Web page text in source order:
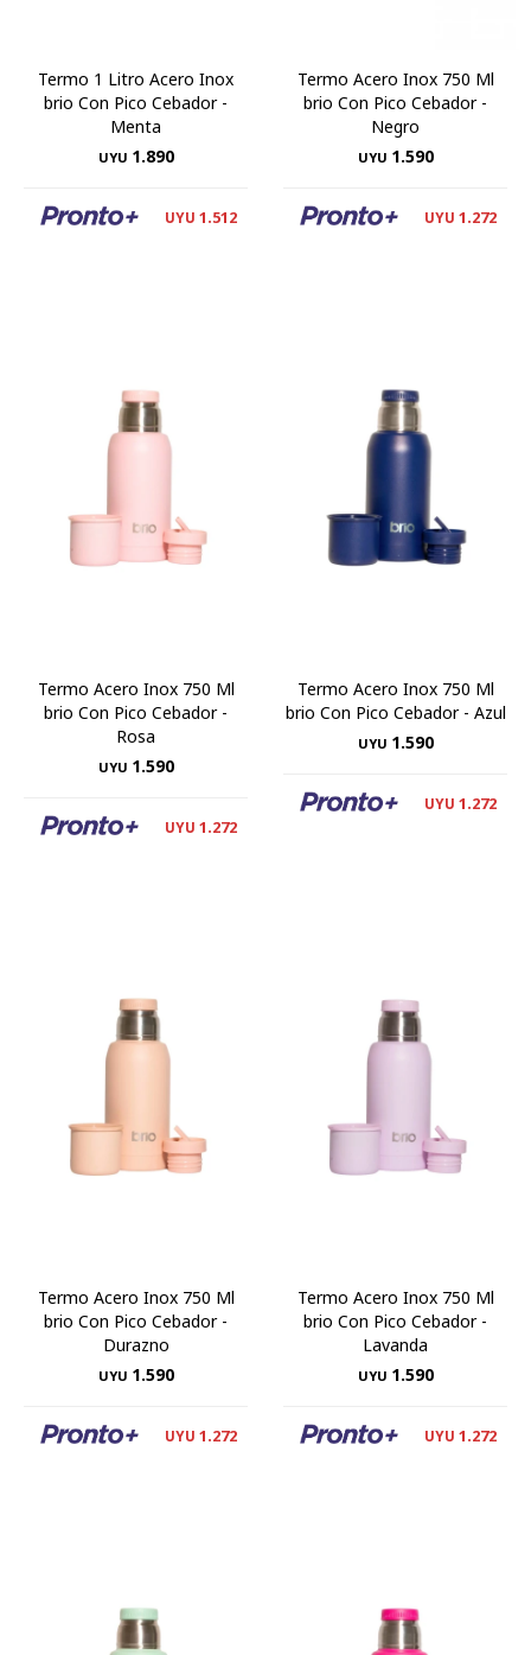
Termo 1 Litro Acero Inox
brio Con Pico Cebador -
Menta
UYU 1.890
UYU 1.512
Termo Acero Inox 750 Ml
brio Con Pico Cebador -
Negro
UYU 1.590
UYU 1.272
Termo Acero Inox 750 Ml
brio Con Pico Cebador -
Rosa
UYU 1.590
UYU 1.272
Termo Acero Inox 750 Ml
brio Con Pico Cebador - Azul
UYU 1.590
UYU 1.272
Termo Acero Inox 750 Ml
brio Con Pico Cebador -
Durazno
UYU 1.590
UYU 1.272
Termo Acero Inox 750 Ml
brio Con Pico Cebador -
Lavanda
UYU 1.590
UYU 1.272